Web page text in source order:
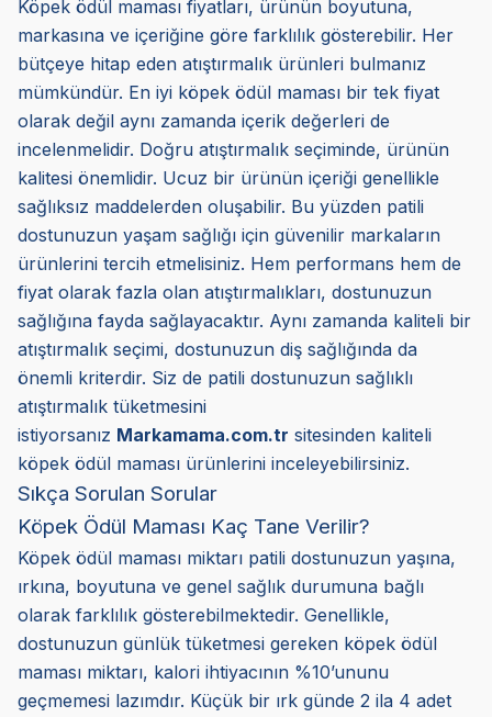
Köpek ödül maması fiyatları, ürünün boyutuna,
markasına ve içeriğine göre farklılık gösterebilir. Her
bütçeye hitap eden atıştırmalık ürünleri bulmanız
mümkündür. En iyi köpek ödül maması bir tek fiyat
olarak değil aynı zamanda içerik değerleri de
incelenmelidir. Doğru atıştırmalık seçiminde, ürünün
kalitesi önemlidir. Ucuz bir ürünün içeriği genellikle
sağlıksız maddelerden oluşabilir. Bu yüzden patili
dostunuzun yaşam sağlığı için güvenilir markaların
ürünlerini tercih etmelisiniz. Hem performans hem de
fiyat olarak fazla olan atıştırmalıkları, dostunuzun
sağlığına fayda sağlayacaktır. Aynı zamanda kaliteli bir
atıştırmalık seçimi, dostunuzun diş sağlığında da
önemli kriterdir. Siz de patili dostunuzun sağlıklı
atıştırmalık tüketmesini
istiyorsanız Markamama.com.tr sitesinden kaliteli
köpek ödül maması ürünlerini inceleyebilirsiniz.
Sıkça Sorulan Sorular
Köpek Ödül Maması Kaç Tane Verilir?
Köpek ödül maması miktarı patili dostunuzun yaşına,
ırkına, boyutuna ve genel sağlık durumuna bağlı
olarak farklılık gösterebilmektedir. Genellikle,
dostunuzun günlük tüketmesi gereken köpek ödül
maması miktarı, kalori ihtiyacının %10’ununu
geçmemesi lazımdır. Küçük bir ırk günde 2 ila 4 adet